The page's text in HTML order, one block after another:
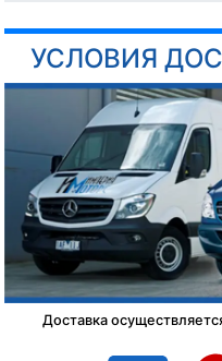
УСЛОВИЯ
Доставка